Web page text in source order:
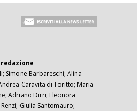
Simone Barbareschi; Alina
Caravita di Toritto; Maria
Adriano Dirri; Eleonora
Giulia Santomauro;